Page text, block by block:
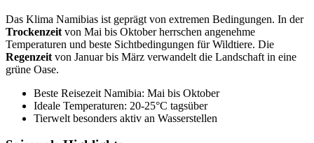
Das Klima Namibias ist geprägt von extremen Bedingungen. In der
Trockenzeit von Mai bis Oktober herrschen angenehme
Temperaturen und beste Sichtbedingungen für Wildtiere. Die
Regenzeit von Januar bis März verwandelt die Landschaft in eine
grüne Oase.
Beste Reisezeit Namibia: Mai bis Oktober
Ideale Temperaturen: 20-25°C tagsüber
Tierwelt besonders aktiv an Wasserstellen